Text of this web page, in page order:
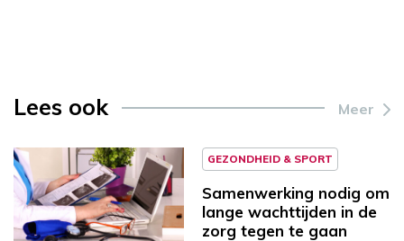
Lees ook Meer
GEZONDHEID & SPORT
Samenwerking nodig om
lange wachttijden in de
zorg tegen te gaan